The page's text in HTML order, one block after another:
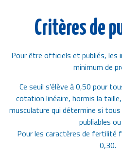
Critères de
Pour être officiels et publiés, les
minimum de
Ce seuil s’élève à 0,50 pour
cotation linéaire, hormis la
musculature qui détermine si
publiables
Pour les caractères de fertilité
0,30.